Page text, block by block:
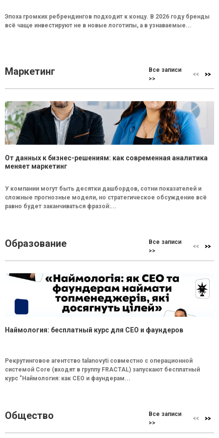
Эпоха громких ребрендингов подходит к концу. В 2026 году бренды
всё чаще инвестируют не в новые логотипы, а в узнаваемые...
Маркетинг
Все записи
>>
От данных к бизнес-решениям: как современная аналитика
меняет маркетинг
У компании могут быть десятки дашбордов, сотни показателей и
сложные прогнозные модели, но стратегическое обсуждение всё
равно будет заканчиваться фразой:...
Образование
Все записи
>>
Наймология: бесплатный курс для CEO и фаундеров
Рекрутинговое агентство talanovyti совместно с операционной
системой Core (входят в группу FRACTAL) запускают бесплатный
курс "Наймология: как СEO и фаундерам...
Общество
Все записи
>>